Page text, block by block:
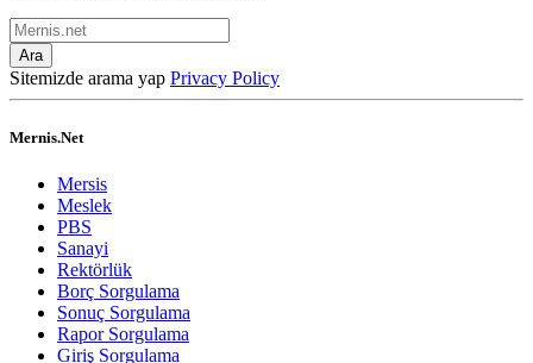
Ara
Sitemizde arama yap Privacy Policy
Mernis.Net
Mersis
Meslek
PBS
Sanayi
Rektörlük
Borç Sorgulama
Sonuç Sorgulama
Rapor Sorgulama
Giriş Sorgulama